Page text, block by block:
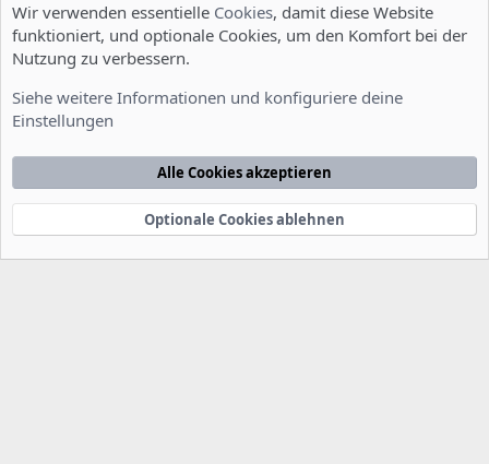
Nutzungsbedingungen Datenschutzerklärung
Startseite
e
Community platform by XenForo® © 2010-2022 XenForo Ltd.
xenDach©2010-2014
Wir verwenden essentielle Cookies, damit diese Website
funktioniert, und optionale Cookies, um den Komfort bei der
Nutzung zu verbessern.
Siehe weitere Informationen und konfiguriere deine
Einstellungen
Alle Cookies akzeptieren
Optionale Cookies ablehnen